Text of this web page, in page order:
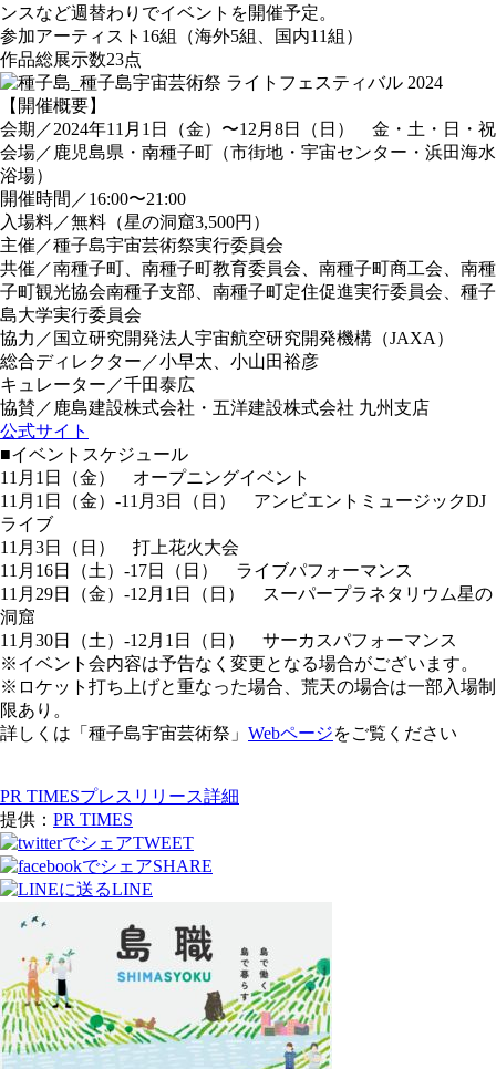
ンスなど週替わりでイベントを開催予定。
参加アーティスト16組（海外5組、国内11組）
作品総展示数23点
【開催概要】
会期／2024年11月1日（金）〜12月8日（日） 金・土・日・祝
会場／鹿児島県・南種子町（市街地・宇宙センター・浜田海水
浴場）
開催時間／16:00〜21:00
入場料／無料（星の洞窟3,500円）
主催／種子島宇宙芸術祭実行委員会
共催／南種子町、南種子町教育委員会、南種子町商工会、南種
子町観光協会南種子支部、南種子町定住促進実行委員会、種子
島大学実行委員会
協力／国立研究開発法人宇宙航空研究開発機構（JAXA）
総合ディレクター／小早太、小山田裕彦
キュレーター／千田泰広
協賛／鹿島建設株式会社・五洋建設株式会社 九州支店
公式サイト
■イベントスケジュール
11月1日（金） オープニングイベント
11月1日（金）-11月3日（日） アンビエントミュージックDJ
ライブ
11月3日（日） 打上花火大会
11月16日（土）-17日（日） ライブパフォーマンス
11月29日（金）-12月1日（日） スーパープラネタリウム星の
洞窟
11月30日（土）-12月1日（日） サーカスパフォーマンス
※イベント会内容は予告なく変更となる場合がございます。
※ロケット打ち上げと重なった場合、荒天の場合は一部入場制
限あり。
詳しくは「種子島宇宙芸術祭」 Webページをご覧ください
PR TIMESプレスリリース詳細
提供： PR TIMES
TWEET
SHARE
LINE